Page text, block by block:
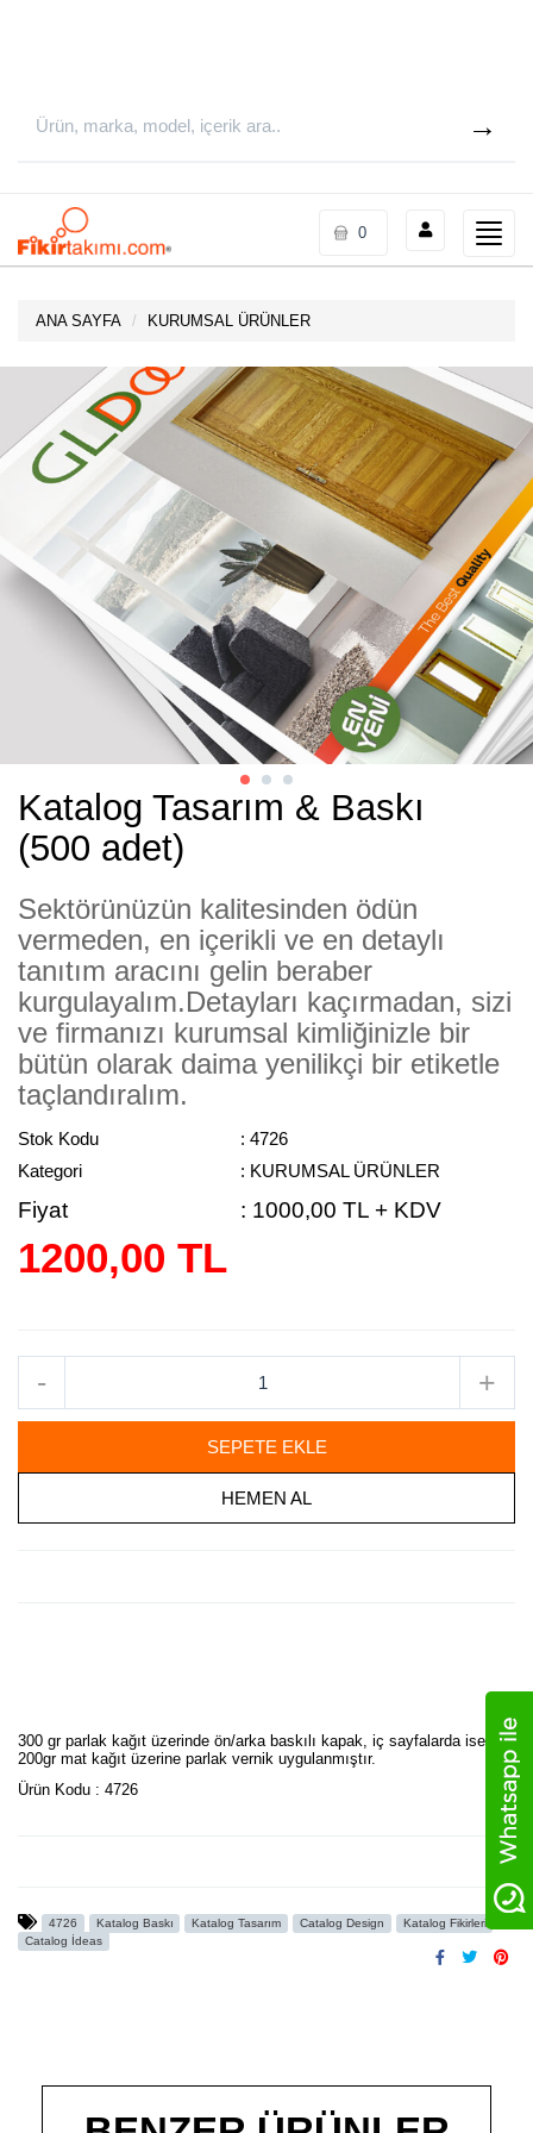
Toggle
0
ANA SAYFA KURUMSAL ÜRÜNLER
Katalog Tasarım & Baskı
(500 adet)
Sektörünüzün kalitesinden ödün
vermeden, en içerikli ve en detaylı
tanıtım aracını gelin beraber
kurgulayalım.Detayları kaçırmadan, sizi
ve firmanızı kurumsal kimliğinizle bir
bütün olarak daima yenilikçi bir etiketle
taçlandıralım.
Stok Kodu
: 4726
Kategori
: KURUMSAL ÜRÜNLER
Fiyat : 1000,00 TL + KDV
1200,00 TL
- +
SEPETE EKLE
HEMEN AL
300 gr parlak kağıt üzerinde ön/arka baskılı kapak, iç sayfalarda ise
200gr mat kağıt üzerine parlak vernik uygulanmıştır.
Ürün Kodu : 4726
4726 Katalog Baskı Katalog Tasarım Catalog Design
Katalog Fikirleri
Catalog İdeas